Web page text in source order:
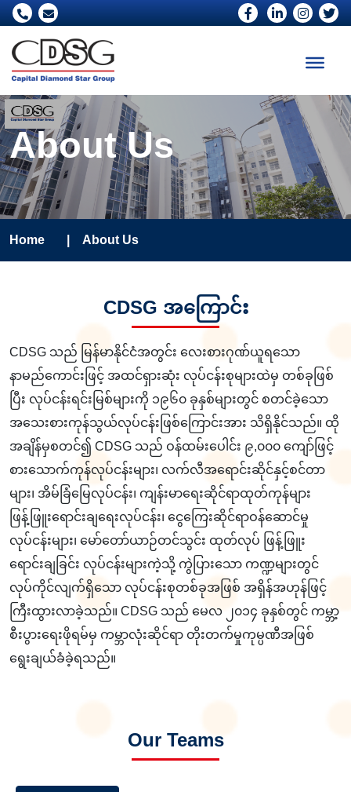
About Us
Home About Us
CDSG အကြောင်း
CDSG သည် မြန်မာနိုင်ငံအတွင်း လေးစားဂုဏ်ယူရသော
နာမည်ကောင်းဖြင့် အထင်ရှားဆုံး လုပ်ငန်းစုများထဲမှ တစ်ခုဖြစ်
ပြီး လုပ်ငန်းရင်းမြစ်များကို ၁၉၆၀ ခုနှစ်များတွင် စတင်ခဲ့သော
အသေးစားကုန်သွယ်လုပ်ငန်းဖြစ်ကြောင်းအား သိရှိနိုင်သည်။ ထို
အချိန်မှစတင်၍ CDSG သည် ဝန်ထမ်းပေါင်း ၉,၀၀၀ ကျော်ဖြင့်
စားသောက်ကုန်လုပ်ငန်းများ၊ လက်လီအရောင်းဆိုင်နှင့်စင်တာ
များ၊ အိမ်ခြံမြေလုပ်ငန်း၊ ကျန်းမာရေးဆိုင်ရာထုတ်ကုန်များ
ဖြန့်ဖြူးရောင်းချရေးလုပ်ငန်း၊ ငွေကြေးဆိုင်ရာဝန်ဆောင်မှု
လုပ်ငန်းများ၊ မော်တော်ယာဉ်တင်သွင်း ထုတ်လုပ် ဖြန့်ဖြူး
ရောင်းချခြင်း လုပ်ငန်းများကဲ့သို့ ကွဲပြားသော ကဏ္ဍများတွင်
လုပ်ကိုင်လျက်ရှိသော လုပ်ငန်းစုတစ်ခုအဖြစ် အရှိန်အဟုန်ဖြင့်
ကြီးထွားလာခဲ့သည်။ CDSG သည် မေလ ၂၀၁၄ ခုနှစ်တွင် ကမ္ဘာ့
စီးပွားရေးဖိုရမ်မှ ကမ္ဘာလုံးဆိုင်ရာ တိုးတက်မှုကုမ္ပဏီအဖြစ်
ရွေးချယ်ခံခဲ့ရသည်။
Our Teams